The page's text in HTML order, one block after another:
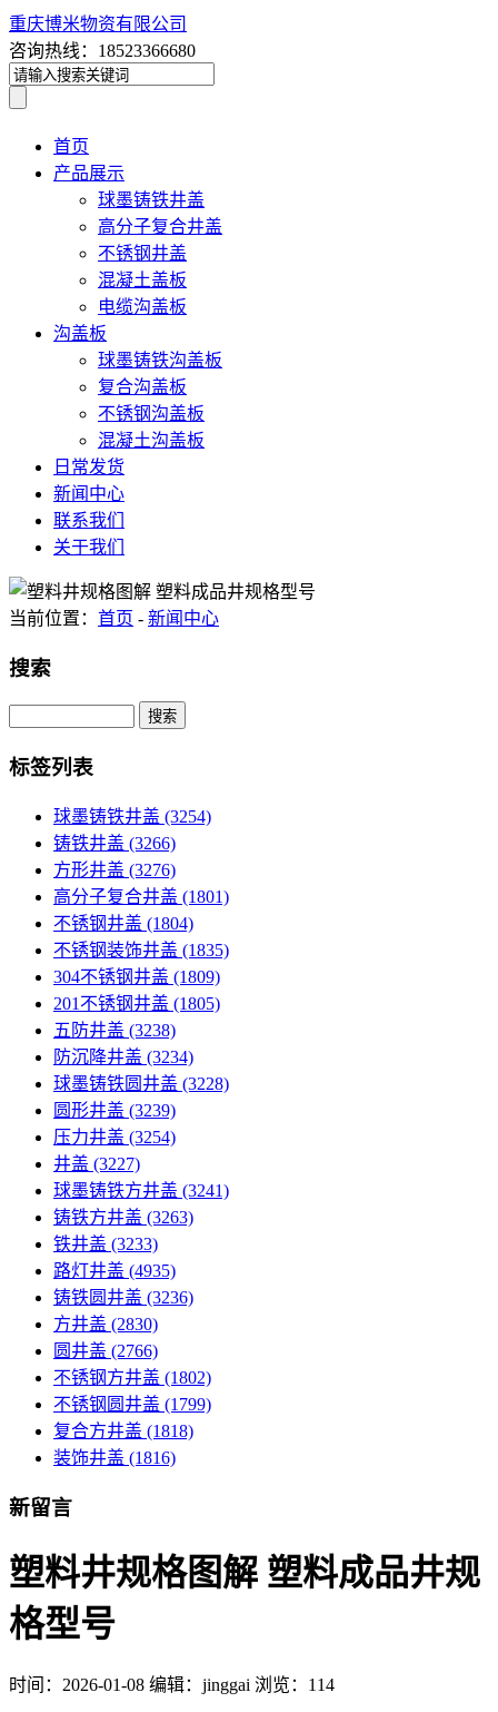
重庆博米物资有限公司
咨询热线：18523366680
首页
产品展示
球墨铸铁井盖
高分子复合井盖
不锈钢井盖
混凝土盖板
电缆沟盖板
沟盖板
球墨铸铁沟盖板
复合沟盖板
不锈钢沟盖板
混凝土沟盖板
日常发货
新闻中心
联系我们
关于我们
当前位置： 首页 - 新闻中心
搜索
Search
标签列表
球墨铸铁井盖 (3254)
铸铁井盖 (3266)
方形井盖 (3276)
高分子复合井盖 (1801)
不锈钢井盖 (1804)
不锈钢装饰井盖 (1835)
304不锈钢井盖 (1809)
201不锈钢井盖 (1805)
五防井盖 (3238)
防沉降井盖 (3234)
球墨铸铁圆井盖 (3228)
圆形井盖 (3239)
压力井盖 (3254)
井盖 (3227)
球墨铸铁方井盖 (3241)
铸铁方井盖 (3263)
铁井盖 (3233)
路灯井盖 (4935)
铸铁圆井盖 (3236)
方井盖 (2830)
圆井盖 (2766)
不锈钢方井盖 (1802)
不锈钢圆井盖 (1799)
复合方井盖 (1818)
装饰井盖 (1816)
新留言
塑料井规格图解 塑料成品井规
格型号
时间： 2026-01-08 编辑：jinggai 浏览：114